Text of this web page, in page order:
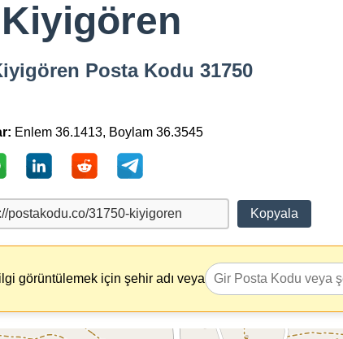
Posta Kodu 31750
Enlem 36.1413, Boylam 36.3545
Kopyala
görüntülemek için şehir adı veya